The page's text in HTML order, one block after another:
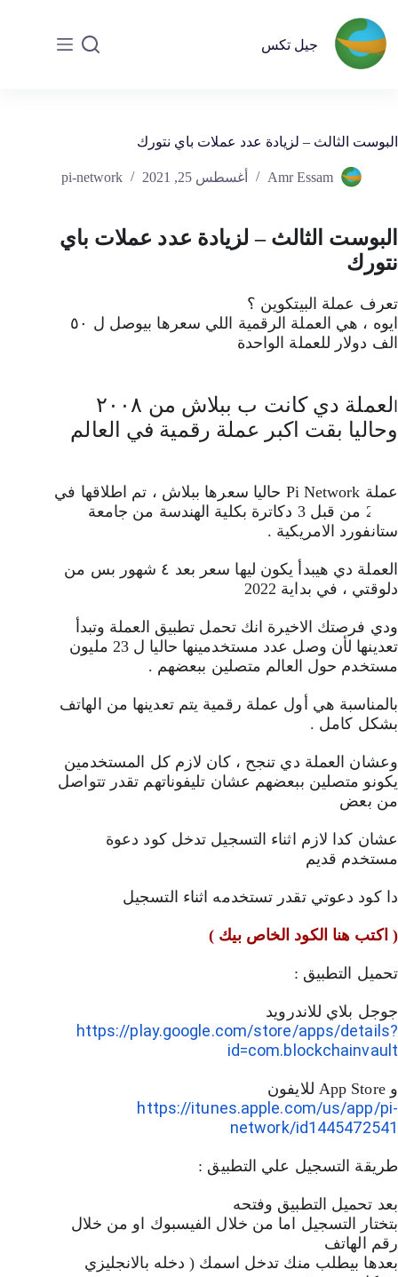
جيل تكس
البوست الثالث – لزيادة عدد عملات باي نتورك
Amr Essam أغسطس 25, 2021 pi-network
نتورك
تعرف عملة البيتكوين ؟
الف دولار للعملة الواحدة
وحاليا بقت اكبر عملة رقمية في العالم
ستانفورد الامريكية .
دلوقتي ، في بداية 2022
مستخدم حول العالم متصلين ببعضهم .
بشكل كامل .
من بعض
مستخدم قديم
دا كود دعوتي تقدر تستخدمه اثناء التسجيل
( اكتب هنا الكود الخاص بيك )
تحميل التطبيق :
جوجل بلاي للاندرويد
https://play.google.com/store/apps/details?
id=com.blockchainvault
و App Store للايفون
https://itunes.apple.com/us/app/pi-
network/id1445472541
طريقة التسجيل علي التطبيق :
بعد تحميل التطبيق وفتحه
رقم الهاتف